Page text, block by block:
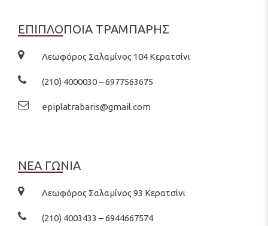
ΕΠΙΠΛΟΠΟΙΑ ΤΡΑΜΠΑΡΗΣ
Λεωφόρος Σαλαμίνος 104 Κερατσίνι
(210) 4000030 – 6977563675
epiplatrabaris@gmail.com
ΝΕΑ ΓΩΝΙΑ
Λεωφόρος Σαλαμίνος 93 Κερατσίνι
(210) 4003433 – 6944667574